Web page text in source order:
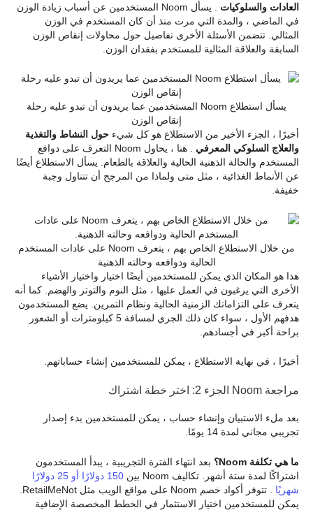
العادات والسلوكيات
. يسأل Noom المستخدمين عن أسباب زيادة الوزن
في الماضي ، والمدة التي مرت منذ أن كان المستخدم في الوزن
المثالي. تتضمن الأسئلة الأخرى تفاصيل حول محاولات إنقاص الوزن
السابقة والعلاقة المثالية للمستخدم بفقدان الوزن.
يسأل استطلاع Noom المستخدمين عما يريدون أن تبدو عليه رحلة
إنقاص الوزن
أخيرًا ، الجزء الأخير من الاستطلاع هو كل شيء حول النشاط والتغذية
والعلاج السلوكي المعرفي
. هنا ، يحاول Noom التعرف على دوافع
المستخدم والحالة الذهنية الحالية والعلاقة بالطعام. يسأل الاستطلاع أيضًا
عن الأنماط الغذائية ، مثل متى ولماذا من المرجح أن تتناول وجبة
خفيفة.
من خلال الاستطلاع الخاص بهم ، يتعرف Noom على عادات المستخدم
الحالية ودوافعه وحالته الذهنية
هذا هو المكان الذي يمكن للمستخدمين أيضًا اختيار واختيار الأشياء
الأخرى التي يرغبون في العمل عليها ، مثل النوم والتوتر والهضم. كما أنه
يتعرف على التزاماتك الزمنية الحالية ونظام التمرين. يضع المستخدمون
هدفهم الأول ، سواء كان ذلك الجري لمسافة 5 كيلومترات أو الشعور
براحة أكبر في أجسادهم.
أخيرًا ، في نهاية الاستطلاع ، يمكن للمستخدمين إنشاء حساباتهم.
مراجعة Noom الجزء 2: اختر خطة اشتراك
بعد ملء الاستبيان وإنشاء حساب ، يمكن للمستخدمين بدء إصدار
تجريبي مجاني لمدة 14 يومًا.
ما هي تكلفة Noom؟
بعد انتهاء الفترة التجريبية ، يبدأ المستخدمون
اشتراكًا لمدة ستة أشهر. تكاليف Noom بين
150 دولارًا أو 25 دولارًا
شهريًا
يمكن للمستخدمين اختيار الاستثمار في الخطط المخصصة الإضافية